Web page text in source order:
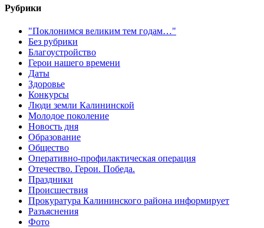
Рубрики
"Поклонимся великим тем годам…"
Без рубрики
Благоустройство
Герои нашего времени
Даты
Здоровье
Конкурсы
Люди земли Калининской
Молодое поколение
Новость дня
Образование
Общество
Оперативно-профилактическая операция
Отечество. Герои. Победа.
Праздники
Происшествия
Прокуратура Калининского района информирует
Разъяснения
Фото